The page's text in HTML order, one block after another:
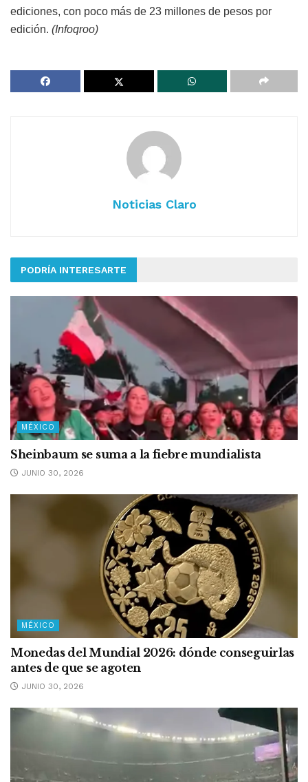
ediciones, con poco más de 23 millones de pesos por
edición. (Infoqroo)
Noticias Claro
PODRÍA INTERESARTE
MÉXICO
Sheinbaum se suma a la fiebre mundialista
JUNIO 30, 2026
MÉXICO
Monedas del Mundial 2026: dónde conseguirlas
antes de que se agoten
JUNIO 30, 2026